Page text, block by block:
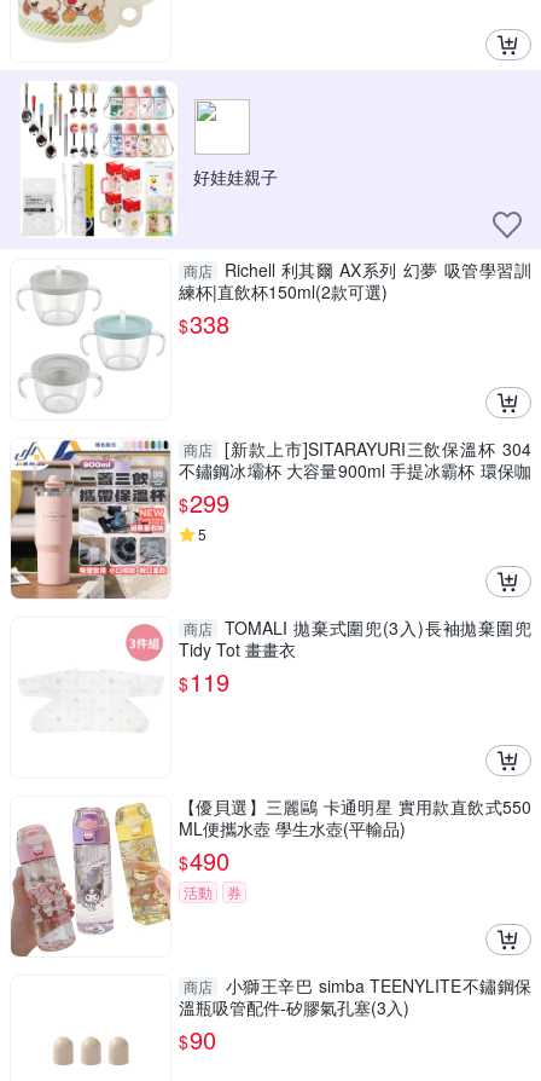
好娃娃親子
商店
Richell 利其爾 AX系列 幻夢 吸管學習訓
練杯|直飲杯150ml(2款可選)
$338
商店 [新款上市]SITARAYURI三飲保溫杯 304
不鏽鋼冰壩杯 大容量900ml 手提冰霸杯 環保咖
啡杯 磁吸防塵蓋吸管
$299
5
商店 TOMALI 拋棄式圍兜(3入)長袖拋棄圍兜
Tidy Tot 畫畫衣
$119
【優貝選】三麗鷗 卡通明星 實用款直飲式550
ML便攜水壺 學生水壺(平輸品)
$490
活動 券
商店
小獅王辛巴 simba TEENYLITE不鏽鋼保
溫瓶吸管配件-矽膠氣孔塞(3入)
$90